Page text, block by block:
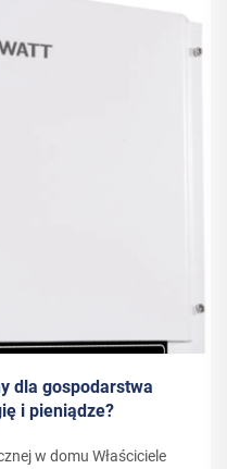
dla gospodarstwa
i pieniądze?
w domu Właściciele